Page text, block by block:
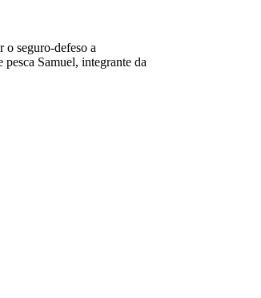
o seguro-defeso a
Samuel, integrante da